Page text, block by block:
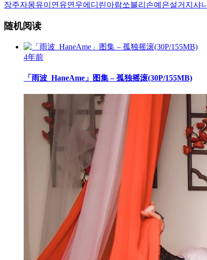
장주자몽유이 연유연우에디린아람쏘블리 손예은설거지 샤니
随机阅读
4年前
「雨波_HaneAme」图集 – 孤独摇滚(30P/155MB)